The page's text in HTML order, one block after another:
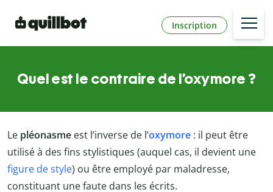
Inscription
Quel est le contraire de l’oxymore ?
Le pléonasme est l’inverse de l’oxymore : il peut être
utilisé à des fins stylistiques (auquel cas, il devient une
figure de style) ou être employé par maladresse,
constituant une faute dans les écrits.